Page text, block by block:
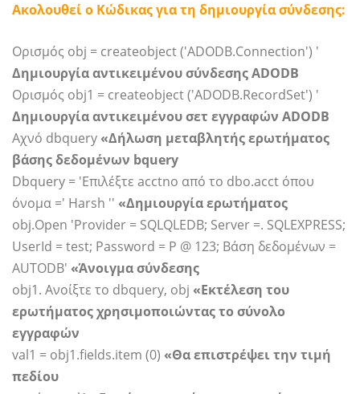
Ακολουθεί ο Κώδικας για τη δημιουργία σύνδεσης:
Ορισμός obj = createobject ('ADODB.Connection') '
Δημιουργία αντικειμένου σύνδεσης ADODB
Ορισμός obj1 = createobject ('ADODB.RecordSet') '
Δημιουργία αντικειμένου σετ εγγραφών ADODB
Αχνό dbquery«Δήλωση μεταβλητής ερωτήματος
βάσης δεδομένων bquery
Dbquery = 'Επιλέξτε acctno από το dbo.acct όπου
όνομα =' Harsh '' «Δημιουργία ερωτήματος
obj.Open 'Provider = SQLQLEDB; Server =. SQLEXPRESS;
UserId = test; Password = P @ 123; Βάση δεδομένων =
AUTODB' «Άνοιγμα σύνδεσης
obj1. Ανοίξτε το dbquery, obj «Εκτέλεση του
ερωτήματος χρησιμοποιώντας το σύνολο
εγγραφών
val1 = obj1.fields.item (0) «Θα επιστρέψει την τιμή
πεδίου